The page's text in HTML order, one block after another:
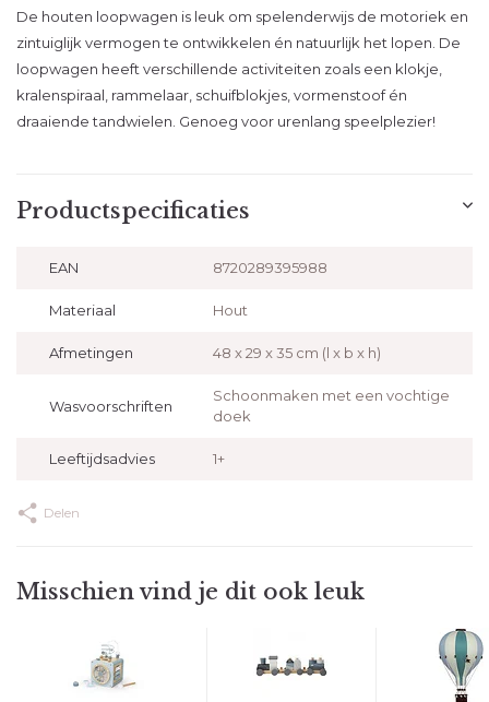
De houten loopwagen is leuk om spelenderwijs de motoriek en
zintuiglijk vermogen te ontwikkelen én natuurlijk het lopen. De
loopwagen heeft verschillende activiteiten zoals een klokje,
kralenspiraal, rammelaar, schuifblokjes, vormenstoof én
draaiende tandwielen. Genoeg voor urenlang speelplezier!
Productspecificaties
EAN 8720289395988
Materiaal Hout
Afmetingen 48 x 29 x 35 cm (l x b x h)
Wasvoorschriften
Schoonmaken met een vochtige
doek
Leeftijdsadvies 1+
Delen
Misschien vind je dit ook leuk